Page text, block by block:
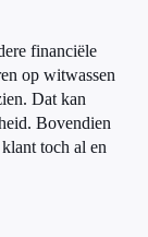
financiële
op witwassen
Dat kan
Bovendien
toch al en